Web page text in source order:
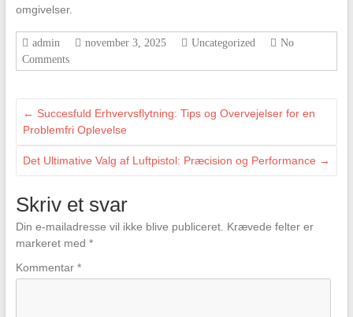
omgivelser.
admin november 3, 2025 Uncategorized
No
Comments
← Succesfuld Erhvervsflytning: Tips og Overvejelser for en
Problemfri Oplevelse
Det Ultimative Valg af Luftpistol: Præcision og Performance →
Skriv et svar
Din e-mailadresse vil ikke blive publiceret. Krævede felter er
markeret med *
Kommentar *